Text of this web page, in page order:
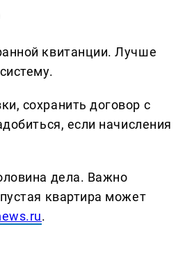
квитанции. Лучше
сохранить договор с
если начисления
дела. Важно
квартира может
.